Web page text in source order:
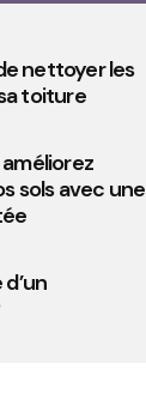
nettoyer les
toiture
sols avec une